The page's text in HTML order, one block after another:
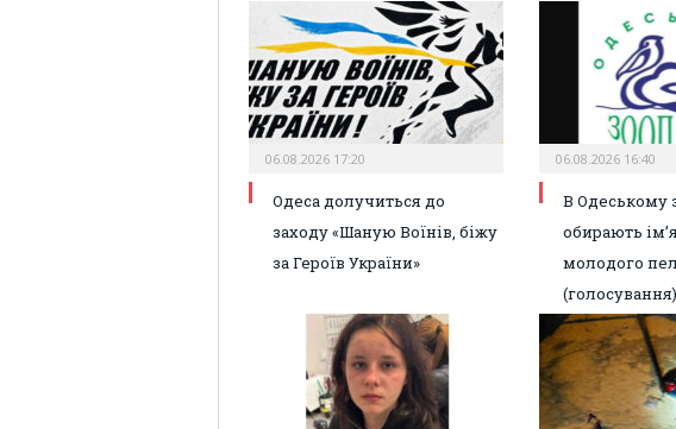
06.08.2026 17:20
Одеса долучиться до
заходу «Шаную Воїнів, біжу
за Героїв України»
06.08.2026 16:40
В Одеському
обирають
молодого
(голосування)